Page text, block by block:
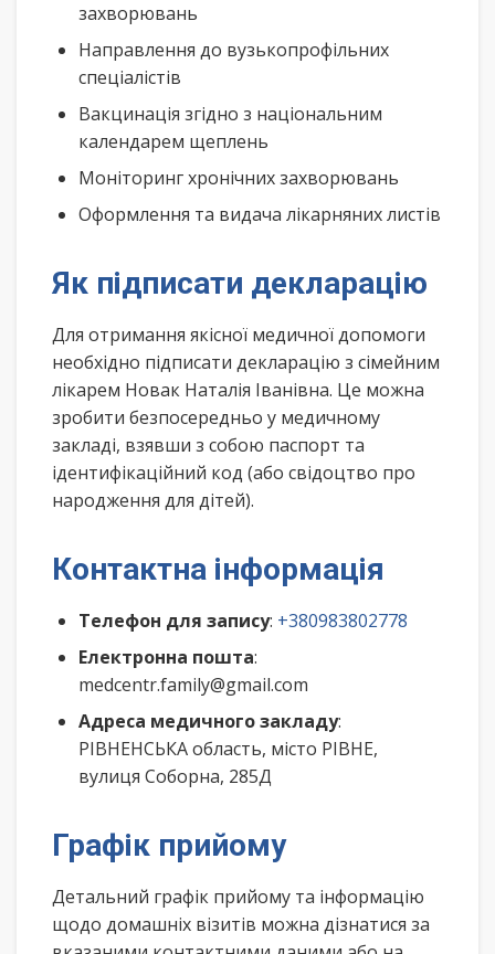
захворювань
Направлення до вузькопрофільних
спеціалістів
Вакцинація згідно з національним
календарем щеплень
Моніторинг хронічних захворювань
Оформлення та видача лікарняних листів
Як підписати декларацію
Для отримання якісної медичної допомоги
необхідно підписати декларацію з сімейним
лікарем Новак Наталія Іванівна. Це можна
зробити безпосередньо у медичному
закладі, взявши з собою паспорт та
ідентифікаційний код (або свідоцтво про
народження для дітей).
Контактна інформація
Телефон для запису: +380983802778
Електронна пошта:
medcentr.family@gmail.com
Адреса медичного закладу:
РІВНЕНСЬКА область, місто РІВНЕ,
вулиця Соборна, 285Д
Графік прийому
Детальний графік прийому та інформацію
щодо домашніх візитів можна дізнатися за